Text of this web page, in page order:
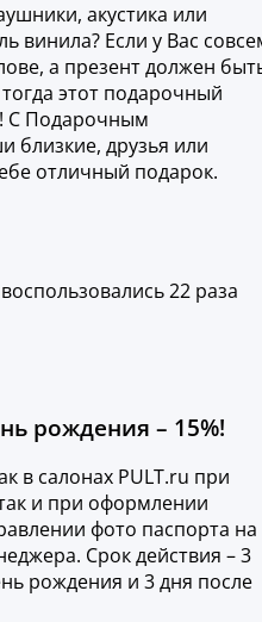
акустика или
винила? Если у Вас
а презент должен
этот подарочный
С Подарочным
близкие, друзья или
отличный подарок.
воспользовались 22 раза
рождения – 15%!
в салонах PULT.ru при
и при оформлении
фото паспорта на
Срок действия – 3
рождения и 3 дня после